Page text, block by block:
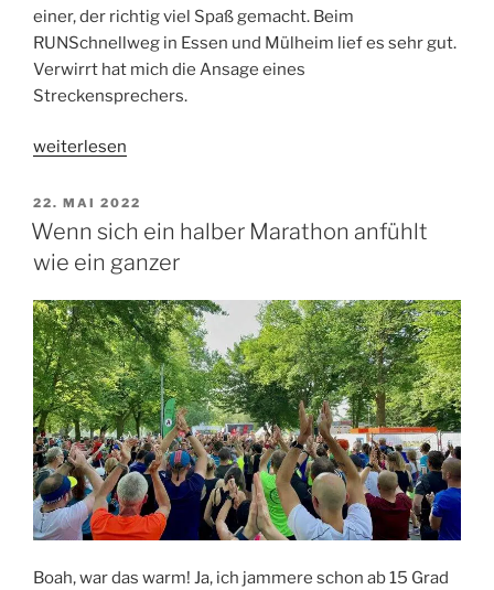
einer, der richtig viel Spaß gemacht. Beim
RUNSchnellweg in Essen und Mülheim lief es sehr gut.
Verwirrt hat mich die Ansage eines
Streckensprechers.
„Die
lebt
beim
RUNSchnellweg“
weiterlesen
VERÖFFENTLICHT
AM
22. MAI 2022
Wenn sich ein halber Marathon anfühlt
wie ein ganzer
Boah, war das warm! Ja, ich jammere schon ab 15 Grad